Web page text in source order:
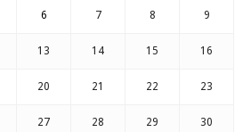
6 7 8 9
13 14 15 16
20 21 22 23
27 28 29 30